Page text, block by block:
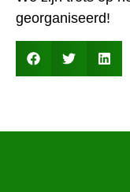
georganiseerd!